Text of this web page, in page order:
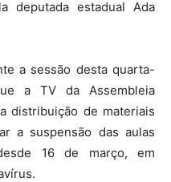
deputada estadual Ada
a sessão desta quarta-
a TV da Assembleia
distribuição de materiais
a suspensão das aulas
16 de março, em